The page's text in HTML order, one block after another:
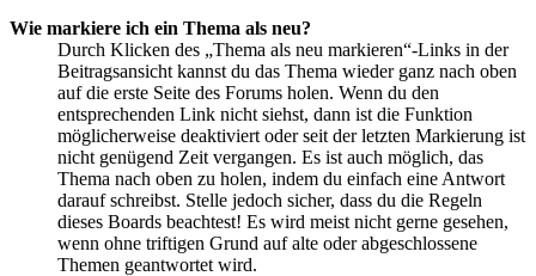
Wie markiere ich ein Thema als neu?
Durch Klicken des „Thema als neu markieren“-Links in der
Beitragsansicht kannst du das Thema wieder ganz nach oben
auf die erste Seite des Forums holen. Wenn du den
entsprechenden Link nicht siehst, dann ist die Funktion
möglicherweise deaktiviert oder seit der letzten Markierung ist
nicht genügend Zeit vergangen. Es ist auch möglich, das
Thema nach oben zu holen, indem du einfach eine Antwort
darauf schreibst. Stelle jedoch sicher, dass du die Regeln
dieses Boards beachtest! Es wird meist nicht gerne gesehen,
wenn ohne triftigen Grund auf alte oder abgeschlossene
Themen geantwortet wird.